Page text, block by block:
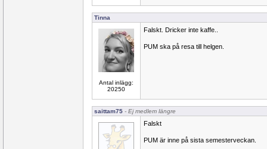
Tinna
Antal inlägg:
20250
Falskt. Dricker inte kaffe..
PUM ska på resa till helgen.
saittam75 - Ej medlem längre
Falskt
PUM är inne på sista semesterveckan.